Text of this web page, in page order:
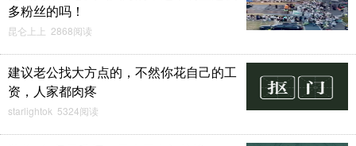
多粉丝的吗！
昆仑上上 2868阅读
建议老公找大方点的，不然你花自己的工
资，人家都肉疼
starlightok 5324阅读